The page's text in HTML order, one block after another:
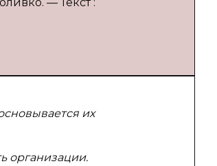
их
организации.